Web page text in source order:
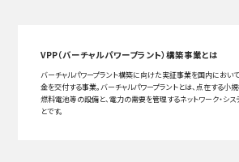
VPP（バーチャルパワープラント）構築事業とは
バーチャルパワープラント構築に向けた実証事業を国内におい
金を交付する事業。バーチャルパワープラントとは、点在する小
燃料電池等の設備と、電力の需要を管理するネットワーク・シス
とです。